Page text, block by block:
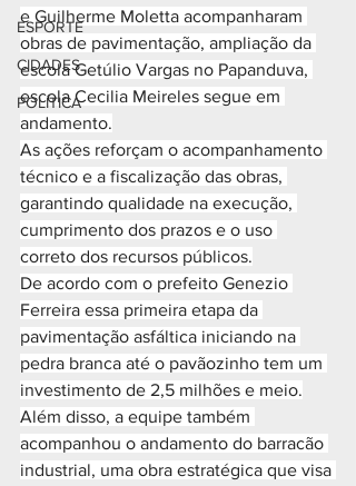
ESPORTE
CIDADES
POLÍTICA
e Guilherme Moletta acompanharam
obras de pavimentação, ampliação da
escola Getúlio Vargas no Papanduva,
escola Cecilia Meireles segue em
andamento.
As ações reforçam o acompanhamento
técnico e a fiscalização das obras,
garantindo qualidade na execução,
cumprimento dos prazos e o uso
correto dos recursos públicos.
De acordo com o prefeito Genezio
Ferreira essa primeira etapa da
pavimentação asfáltica iniciando na
pedra branca até o pavãozinho tem um
investimento de 2,5 milhões e meio.
Além disso, a equipe também
acompanhou o andamento do barracão
industrial, uma obra estratégica que visa